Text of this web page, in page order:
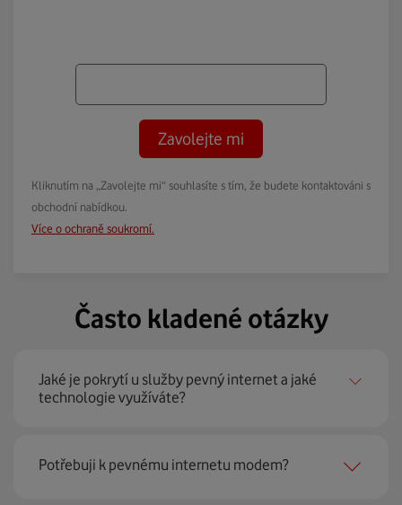
Zavolejte mi
Kliknutím na „Zavolejte mi“ souhlasíte s tím, že budete kontaktováni s
obchodní nabídkou.
Více o ochraně soukromí.
Často kladené otázky
Jaké je pokrytí u služby pevný internet a jaké
technologie využíváte?
Pevný internet můžeme nabídnout
domácností
Potřebuji k pevnému internetu modem?